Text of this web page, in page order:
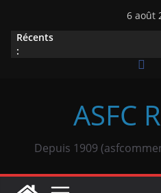
contenu
6 août
Récents
:
ASFC
Depuis 1909